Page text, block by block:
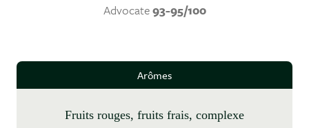
Advocate93-95/100
Arômes
fruits rouges, fruits frais, complexe